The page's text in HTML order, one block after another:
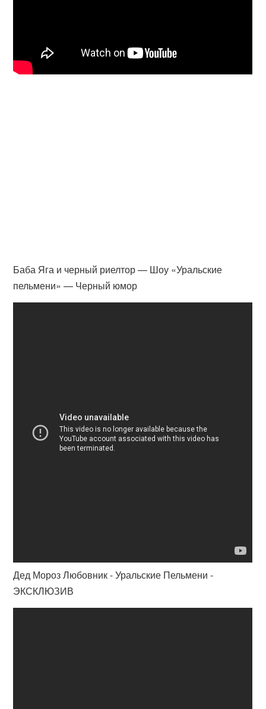
Баба Яга и черный риелтор — Шоу «Уральские
пельмени» — Черный юмор
Дед Мороз Любовник - Уральские Пельмени -
ЭКСКЛЮЗИВ